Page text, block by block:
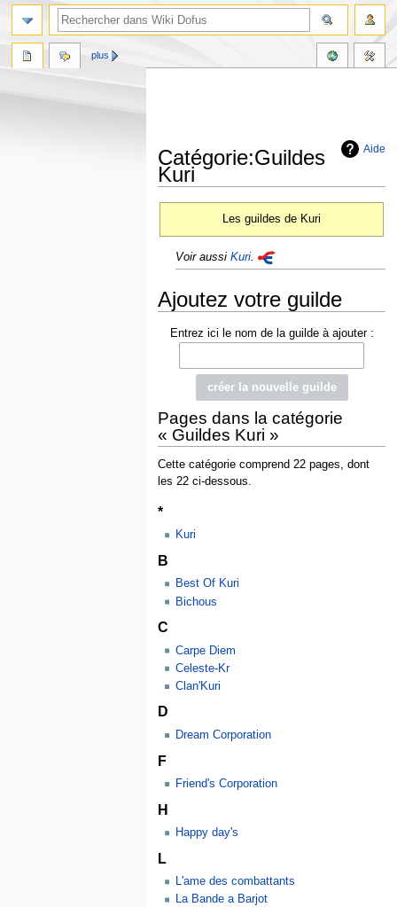
Aide
Catégorie:Guildes
Kuri
navigation
recherche
Les guildes de Kuri
Voir aussiKuri.
Ajoutez votre guilde
Entrez ici le nom de la guilde à ajouter :
Pages dans la catégorie
« Guildes Kuri »
Cette catégorie comprend 22 pages, dont
les 22 ci-dessous.
*
Kuri
B
Best Of Kuri
Bichous
C
Carpe Diem
Celeste-Kr
Clan'Kuri
D
Dream Corporation
F
Friend's Corporation
H
Happy day's
L
L'ame des combattants
La Bande a Barjot
plus